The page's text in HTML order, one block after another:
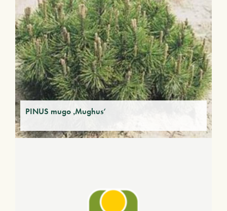
PINUS mugo ‚Mughus‘